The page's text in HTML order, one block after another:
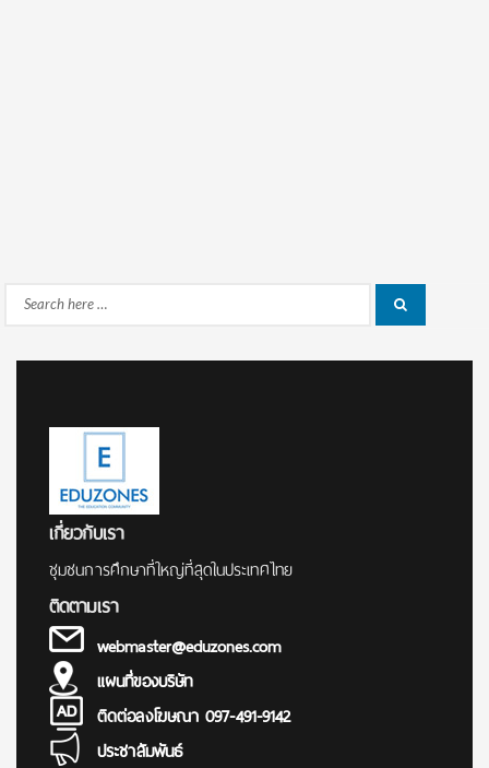
Search
เกี่ยวกับเรา
ชุมชนการศึกษาที่ใหญ่ที่สุดในประเทศไทย
ติดตามเรา
webmaster@eduzones.com
แผนที่ของบริษัท
ติดต่อลงโฆษณา 097-491-9142
ประชาสัมพันธ์